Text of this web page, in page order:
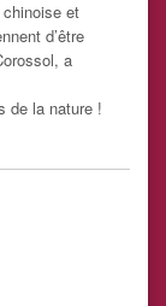
et
d’être
a
de la nature !